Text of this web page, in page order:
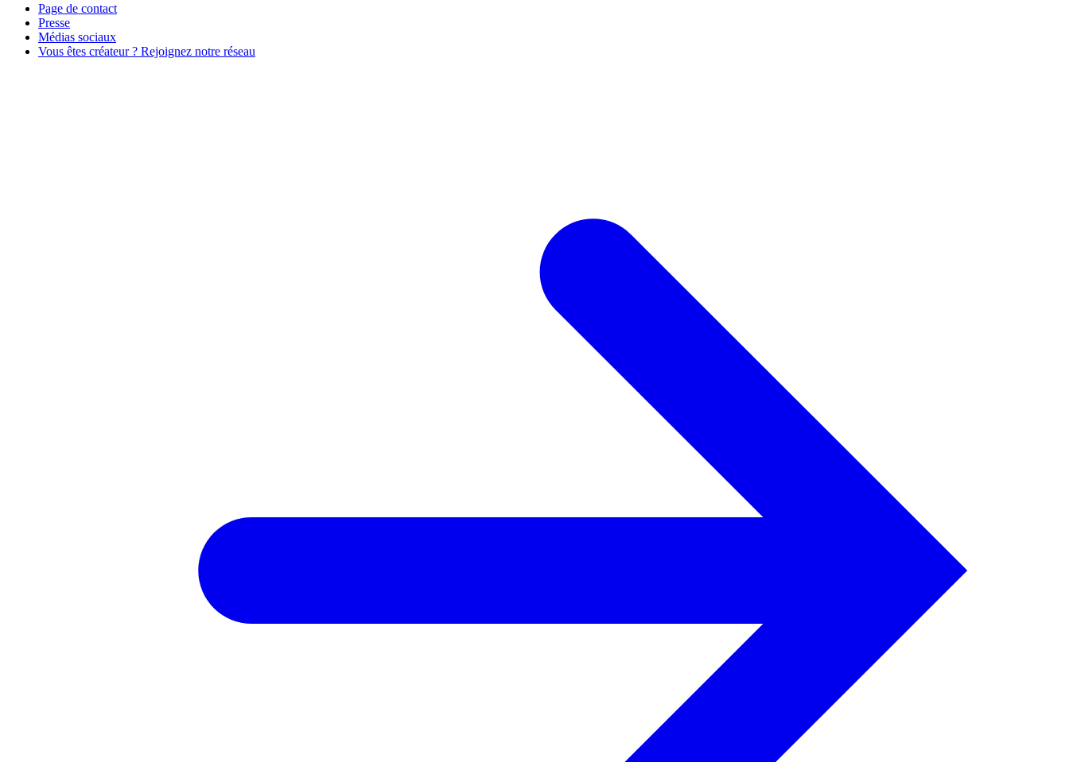
Page de contact
Presse
Médias sociaux
Vous êtes créateur ? Rejoignez notre réseau